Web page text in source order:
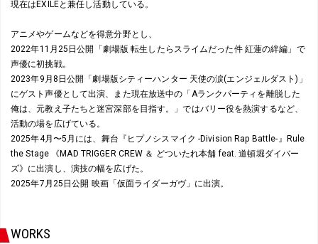
現在はEXILEと兼任し活動している。
アニメやゲームなどを得意分野とし、
2022年11月25日公開「劇場版 転生したらスライムだった件 紅蓮の絆編」で
声優に初挑戦。
2023年9月8日公開「劇場版シティーハンター 天使の涙(エンジェルダスト)」
にゲスト声優として出演、また現在放送中の「Aランクパーティを離脱した
俺は、元教え子たちと迷宮深部を目指す。」ではバリー役を熱演するなど、
活動の場を広げている。
2025年4月〜5月には、舞台『ヒプノシスマイク -Division Rap Battle-』Rule
the Stage 《MAD TRIGGER CREW ＆ どついたれ本舗 feat. 道頓堀ダイバー
ズ》に出演し、演技の幅を広げた。
2025年7月25日公開 映画「仮面ライダーガヴ」に出演。
WORKS